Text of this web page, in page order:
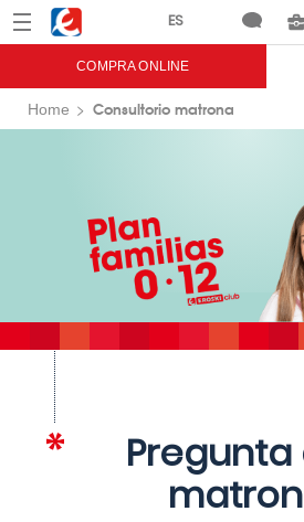
Menú Eroski
COMPRA ONLINE
Home Consultorio matrona
Pregunta